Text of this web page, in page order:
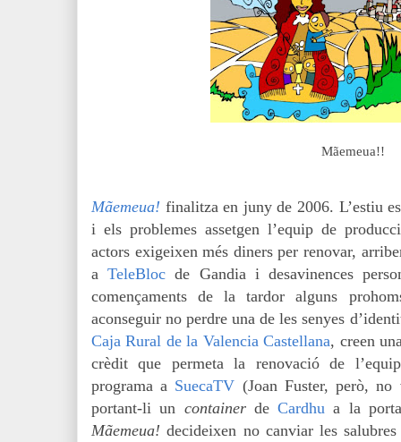
Mãemeua!!
Mãemeua! finalitza en juny de 2006. L’estiu
i els problemes assetgen l’equip de
actors exigeixen més diners per renovar,
aTeleBloc de Gandia i desavinences
començaments de la tardor alguns
aconseguir no perdre una de les senyes
Caja Rural de la Valencia Castellana, creen
crèdit que permeta la renovació de
programa a SuecaTV (Joan Fuster, però,
portant-li un container deCardhua la
Mãemeua! decideixen no canviar les